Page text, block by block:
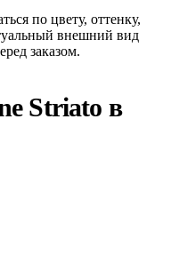
по цвету, оттенку,
внешний вид
заказом.
Striato в